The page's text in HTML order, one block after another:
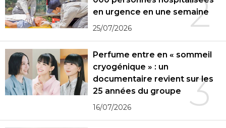
2
en urgence en une semaine
25/07/2026
3
Perfume entre en « sommeil
cryogénique » : un
documentaire revient sur les
25 années du groupe
16/07/2026